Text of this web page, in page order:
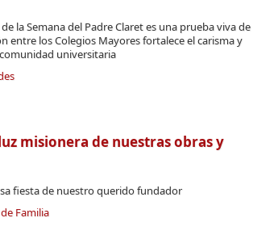
la Semana del Padre Claret es una prueba viva de
entre los Colegios Mayores fortalece el carisma y
universitaria
misionera de nuestras obras y
fiesta de nuestro querido fundador
Familia